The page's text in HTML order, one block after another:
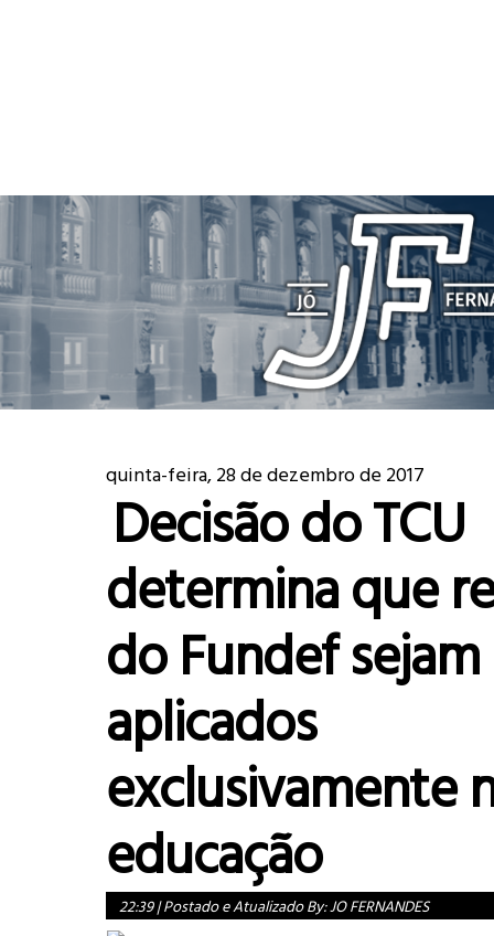
quinta-feira, 28 de dezembro de 2017
Decisão do TCU
determina que
do Fundef sejam
aplicados
exclusivamente
educação
22:39|Postado e Atualizado By:JO FERNANDES